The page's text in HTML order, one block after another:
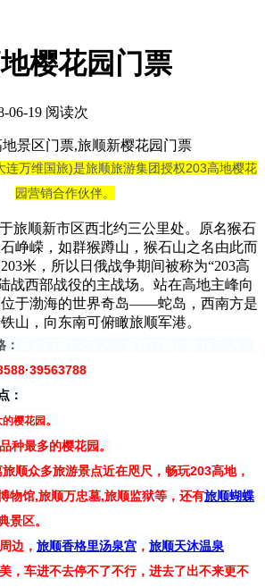
樱花园门票
06-19 阅读次
地景区门票,旅顺新樱花园门票
连万维国旅)是旅顺旅游集团授权203高地樱花
园营销合作伙伴。
旅顺新市区西北约三公里处。原名猴石
峥嵘，如群猴蹲山，猴石山之名由此而
米，所以日俄战争期间被称为“203高
战西部战役的主战场。站在高地主峰向
于渤海的世界奇岛——蛇岛，西南方是
山，向东南可俯瞰旅顺军港。
：
樱花园。
种最多的樱花园。
顺众多旅游景点近在咫尺，畅玩203高地，
物馆,旅顺万忠墓,旅顺监狱等，还有旅顺蝴蝶
景区。
边， 旅顺香格里汤泉宫 ， 旅顺天沐温泉
，车进不去停不了不行，进去了出不来更不